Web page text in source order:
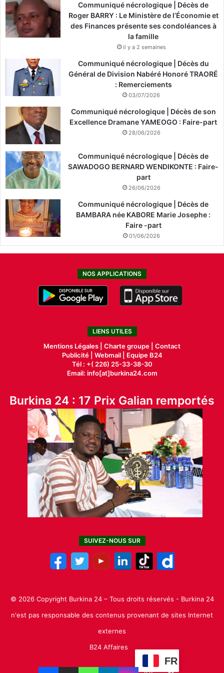
Communiqué nécrologique | Décès de
Roger BARRY : Le Ministère de l’Économie et
des Finances présente ses condoléances à
la famille
il y a 2 semaines
Communiqué nécrologique | Décès du
Général de Division Nabéré Honoré TRAORÉ
: Remerciements
03/07/2026
Communiqué nécrologique | Décès de son
Excellence Dramane YAMEOGO : Faire-part
28/06/2026
Communiqué nécrologique | Décès de
SAWADOGO BERNARD WENDIKONTE : Faire-
part
26/06/2026
Communiqué nécrologique | Décès de
BAMBARA née KABORE Marie Josephe :
Faire -part
01/06/2026
NOS APPLICATIONS
LIENS UTILES
Mentions Légales | Charte groupe | Contact
Publicité| Webmail |
Equipe B24
Tél : +( 226) 25-33-38-30
Email: info[at]burkina24.com
Burkina 24 : 17 Prix Galian remportés
SUIVEZ-NOUS SUR
© 2026 Copyright Burkina 24 – Tous droits réservés - Burkina 24
n'est pas responsable des contenus provenant de sites Internet
externes
B24 Affaires
FR